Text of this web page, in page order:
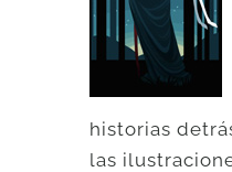
historias
las